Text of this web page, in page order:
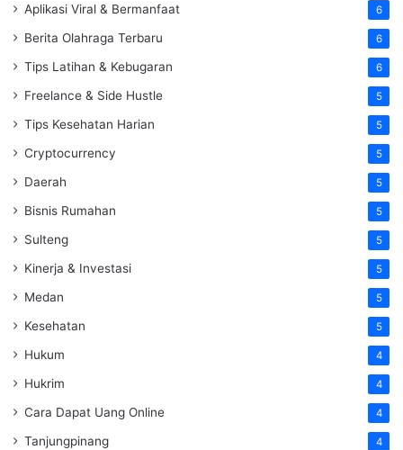
Aplikasi Viral & Bermanfaat 6
Berita Olahraga Terbaru 6
Tips Latihan & Kebugaran 6
Freelance & Side Hustle 5
Tips Kesehatan Harian 5
Cryptocurrency 5
Daerah 5
Bisnis Rumahan 5
Sulteng 5
Kinerja & Investasi 5
Medan 5
Kesehatan 5
Hukum 4
Hukrim 4
Cara Dapat Uang Online 4
Tanjungpinang 4